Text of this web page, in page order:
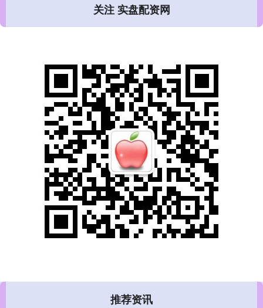
关注 实盘配资网
推荐资讯